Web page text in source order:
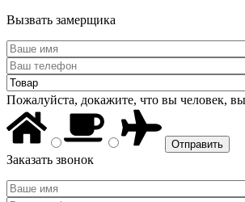
Вызвать замерщика
Пожалуйста, докажите, что вы человек,
Заказать звонок